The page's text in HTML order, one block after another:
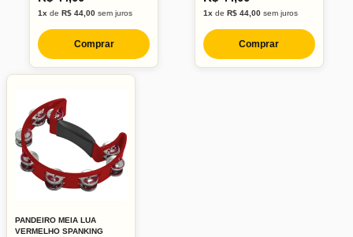
1x deR$ 44,00 sem juros
Comprar
1xde R$ 44,00sem juros
Comprar
PANDEIRO MEIA LUA
VERMELHO SPANKING